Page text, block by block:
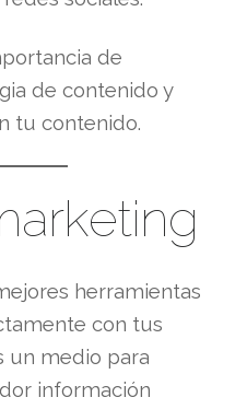
de
de contenido y
tu contenido.
herramientas
con tus
un medio para
información